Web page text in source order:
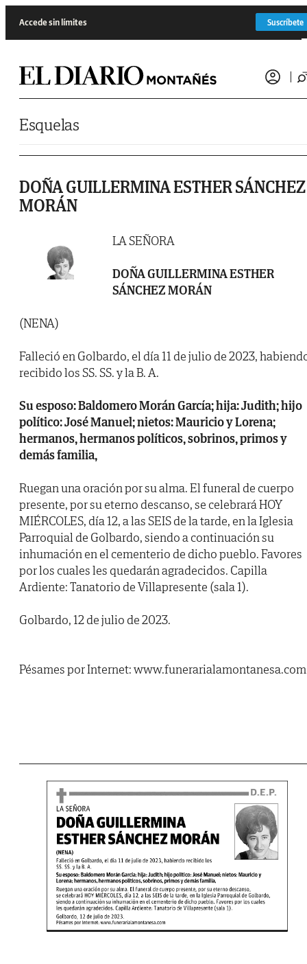
Accede sin límites Suscríbete
Esquelas
DOÑA GUILLERMINA ESTHER SÁNCHEZ
MORÁN
LA SEÑORA
DOÑA GUILLERMINA ESTHER
SÁNCHEZ MORÁN
(NENA)
Falleció en Golbardo, el día 11 de julio de 2023,
recibido los SS. SS. y la B. A.
Su esposo: Baldomero Morán García; hija: Judith; hijo
político: José Manuel; nietos: Mauricio y Lorena;
hermanos, hermanos políticos, sobrinos, primos y
demás familia,
Ruegan una oración por su alma. El funeral de cuerpo
presente, por su eterno descanso, se celebrará HOY
MIÉRCOLES, día 12, a las SEIS de la tarde, en la Iglesia
Parroquial de Golbardo, siendo a continuación su
inhumación en el cementerio de dicho pueblo. Favores
por los cuales les quedarán agradecidos. Capilla
Ardiente: Tanatorio de Villapresente (sala 1).
Golbardo, 12 de julio de 2023.
Pésames por Internet: www.funerarialamontanesa.com